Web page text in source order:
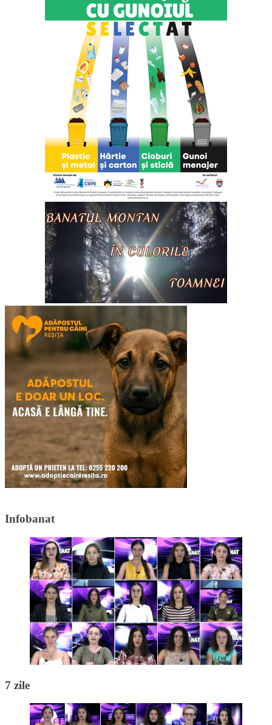
Infobanat
7 zile